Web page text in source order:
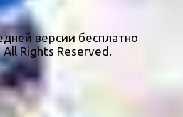
версии бесплатно
Rights Reserved.